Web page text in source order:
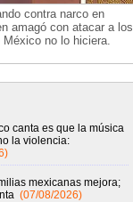
contra narco en
amagó con atacar a los
no lo hiciera.
canta es que la música
la violencia:
mexicanas mejora;
(07/08/2026)